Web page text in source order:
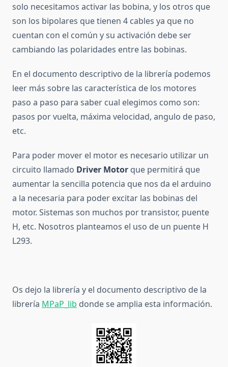
solo necesitamos activar las bobina, y los otros que
son los bipolares que tienen 4 cables ya que no
cuentan con el común y su activación debe ser
cambiando las polaridades entre las bobinas.
En el documento descriptivo de la librería podemos
leer más sobre las característica de los motores
paso a paso para saber cual elegimos como son:
pasos por vuelta, máxima velocidad, angulo de paso,
etc.
Para poder mover el motor es necesario utilizar un
circuito llamado Driver Motor que permitirá que
aumentar la sencilla potencia que nos da el arduino
a la necesaria para poder excitar las bobinas del
motor. Sistemas son muchos por transistor, puente
H, etc. Nosotros planteamos el uso de un puente H
L293.
Os dejo la librería y el documento descriptivo de la
librería MPaP_lib donde se amplia esta información.